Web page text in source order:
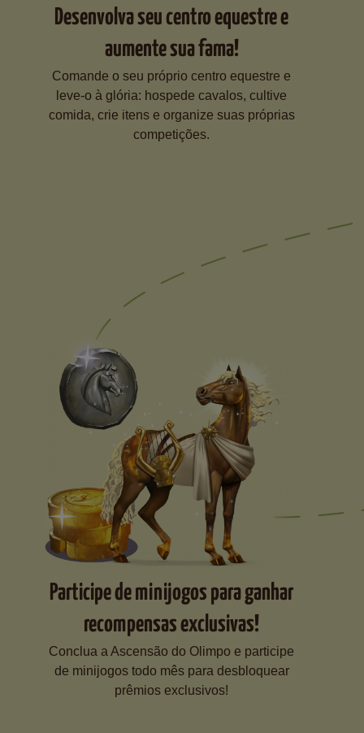
Desenvolva seu centro equestre e
aumente sua fama!
Comande o seu próprio centro equestre e
leve-o à glória: hospede cavalos, cultive
comida, crie itens e organize suas próprias
competições.
Participe de minijogos para ganhar
recompensas exclusivas!
Conclua a Ascensão do Olimpo e participe
de minijogos todo mês para desbloquear
prêmios exclusivos!